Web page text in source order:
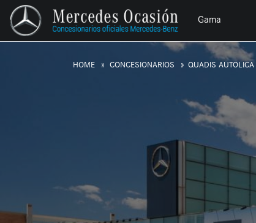
Gama
HOME CONCESIONARIOS QUADIS AUTOLICA